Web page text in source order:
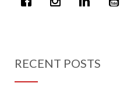
RECENT POSTS